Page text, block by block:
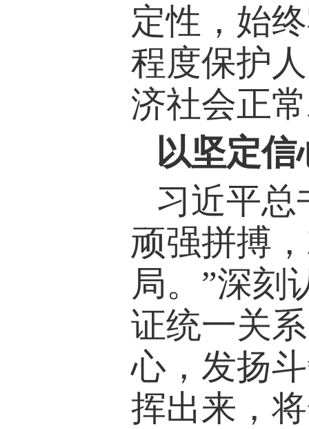
定性，始
程度保护
济社会正
以坚定
习近平总
顽强拼搏
局。”深刻
证统一关
心，发扬
挥出来，